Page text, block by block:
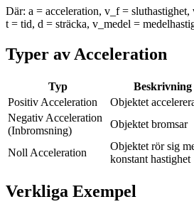
Där: a = acceleration, v_f = sluthastighet,
t = tid, d = sträcka, v_medel =
Typer av Acceleration
Typ Beskrivning
Positiv Acceleration
Objektet
Negativ Acceleration
(Inbromsning)
Objektet bromsar
Noll Acceleration
Objektet rör sig
konstant hastighet
Verkliga Exempel